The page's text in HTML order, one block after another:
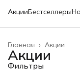
АкцииБестселлеры
Акции
Главная ›
Акции
Фильтры